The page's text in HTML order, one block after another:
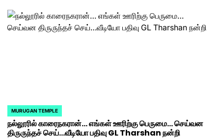
POSTED
IN
MURUGAN TEMPLE
நல்லூரில் காரைநகரான்… எங்கள் ஊரிற்கு பெருமை… செய்வன
திருருந்தச் செய்…வீடியோ பதிவு GL Tharshan நன்றி